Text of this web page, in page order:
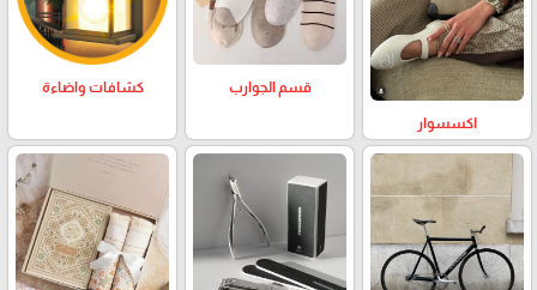
اكسسوار
قسم الجوارب كشافات واضاءة